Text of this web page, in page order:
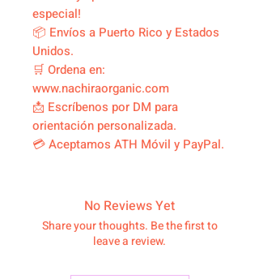
especial!
📦 Envíos a Puerto Rico y Estados
Unidos.
🛒 Ordena en:
www.nachiraorganic.com
📩 Escríbenos por DM para
orientación personalizada.
💳 Aceptamos ATH Móvil y PayPal.
No Reviews Yet
Share your thoughts. Be the first to
leave a review.